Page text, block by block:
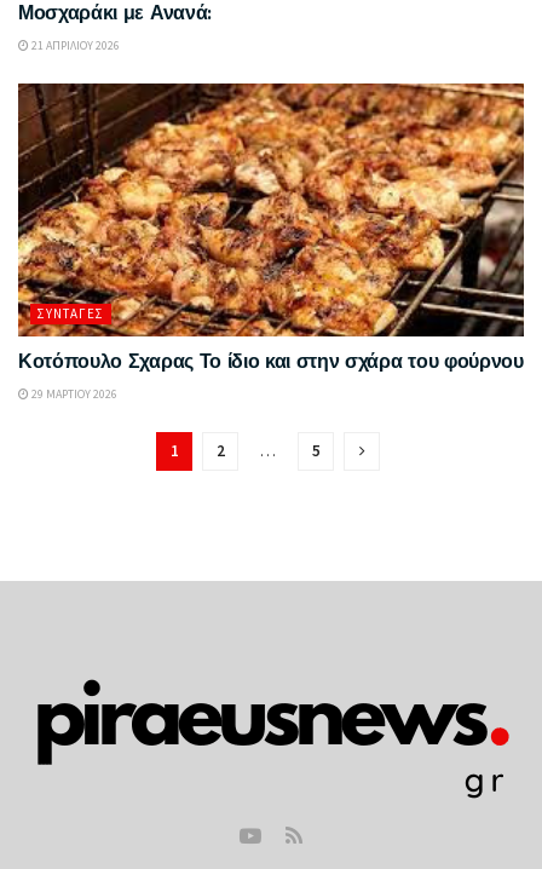
Μοσχαράκι με Ανανά:
21 ΑΠΡΙΛΊΟΥ 2026
ΣΥΝΤΑΓΈΣ
Κοτόπουλο Σχαρας Το ίδιο και στην σχάρα του φούρνου
29 ΜΑΡΤΊΟΥ 2026
1 2 … 5